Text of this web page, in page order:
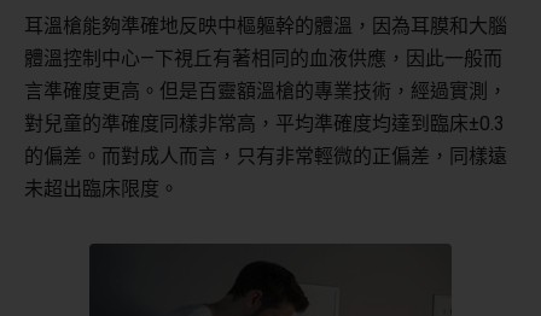
耳溫槍能夠準確地反映中樞軀幹的體溫，因為耳膜和大腦
體溫控制中心—下視丘有著相同的血液供應，因此一般而
言準確度更高。但是百靈額溫槍的專業技術，經過實測，
對兒童的準確度同樣非常高，平均準確度均達到臨床±0.3
的偏差。而對成人而言，只有非常輕微的正偏差，同樣遠
未超出臨床限度。